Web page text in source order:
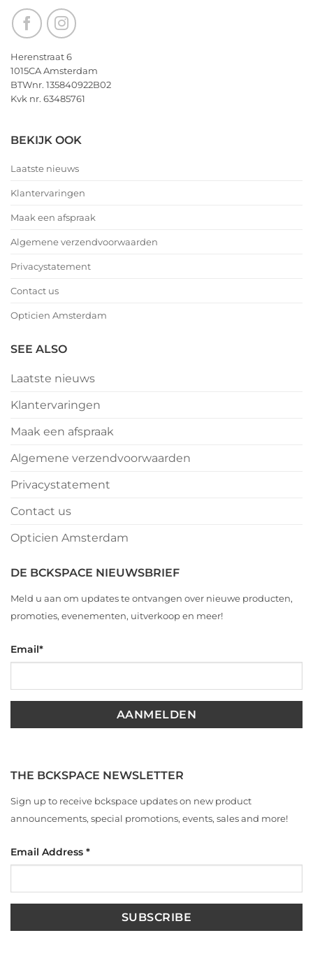
Herenstraat 6
1015CA Amsterdam
BTWnr. 135840922B02
Kvk nr. 63485761
BEKIJK OOK
Laatste nieuws
Klantervaringen
Maak een afspraak
Algemene verzendvoorwaarden
Privacystatement
Contact us
Opticien Amsterdam
SEE ALSO
Laatste nieuws
Klantervaringen
Maak een afspraak
Algemene verzendvoorwaarden
Privacystatement
Contact us
Opticien Amsterdam
DE BCKSPACE NIEUWSBRIEF
Meld u aan om updates te ontvangen over nieuwe producten,
promoties, evenementen, uitverkoop en meer!
Email*
THE BCKSPACE NEWSLETTER
Sign up to receive bckspace updates on new product
announcements, special promotions, events, sales and more!
Email Address *